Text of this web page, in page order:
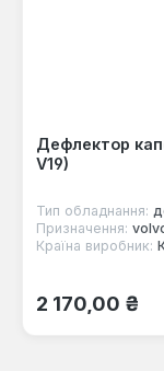
Дефлектор
V19)
Тип обладнання:
Призначення:
Країна виробник:
Звичайна ціна:
2 170,00 ₴